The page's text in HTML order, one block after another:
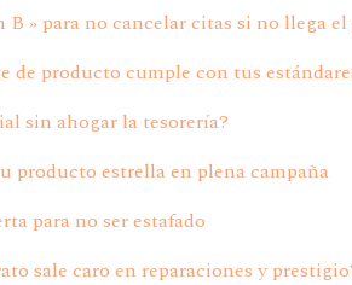
» para no cancelar citas si no llega
de producto cumple con tus
sin ahogar la tesorería?
producto estrella en plena campaña
para no ser estafado
sale caro en reparaciones y